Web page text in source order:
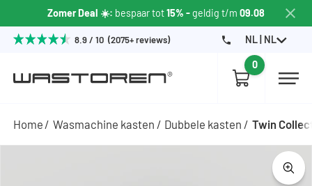
Zomer Deal ☀️: bespaar tot15% -geldig t/m 09.08
8.9 / 10 (2075+ reviews) NL | NL
0
Home Wasmachine kasten Dubbele kasten Twin